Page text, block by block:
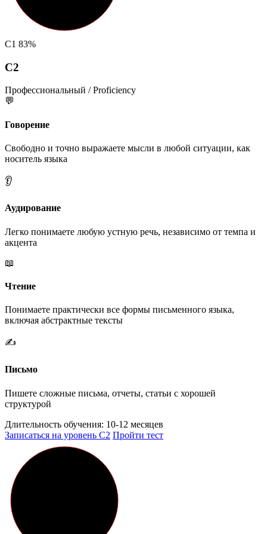
C1 83%
C2
Профессиональный / Proficiency
💬
Говорение
Свободно и точно выражаете мысли в любой ситуации, как
носитель языка
👂
Аудирование
Легко понимаете любую устную речь, независимо от темпа и
акцента
📖
Чтение
Понимаете практически все формы письменного языка,
включая абстрактные тексты
✍️
Письмо
Пишете сложные письма, отчеты, статьи с хорошей
структурой
Длительность обучения: 10-12 месяцев
Записаться на уровень C2 Пройти тест